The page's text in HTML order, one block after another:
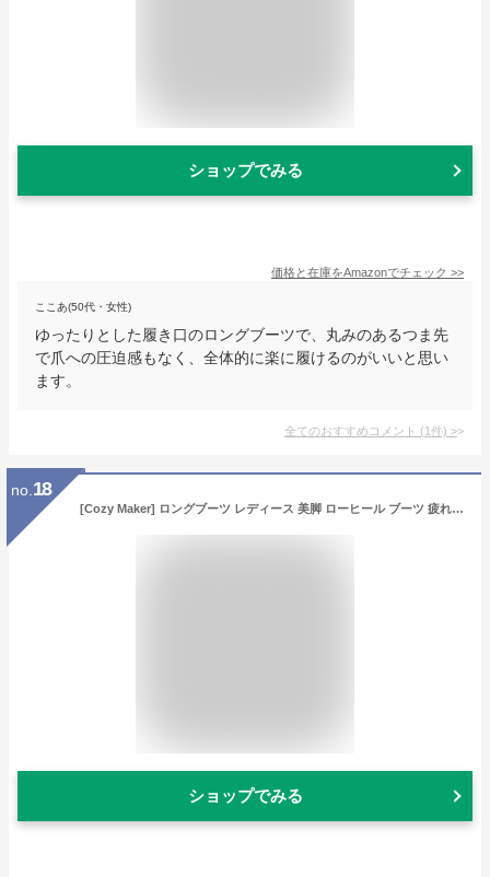
ショップでみる
価格と在庫をAmazonでチェック >>
ここあ(50代・女性)
ゆったりとした履き口のロングブーツで、丸みのあるつま先
で爪への圧迫感もなく、全体的に楽に履けるのがいいと思い
ます。
全てのおすすめコメント (1件) >
no. 18
[Cozy Maker] ロングブーツ レディース 美脚 ローヒール ブーツ 疲れにくい シンプル 無地 歩きやすい 痛くない 秋 冬 通勤通学 コスプレ 大きいサイズ ヒール：3CM
ショップでみる